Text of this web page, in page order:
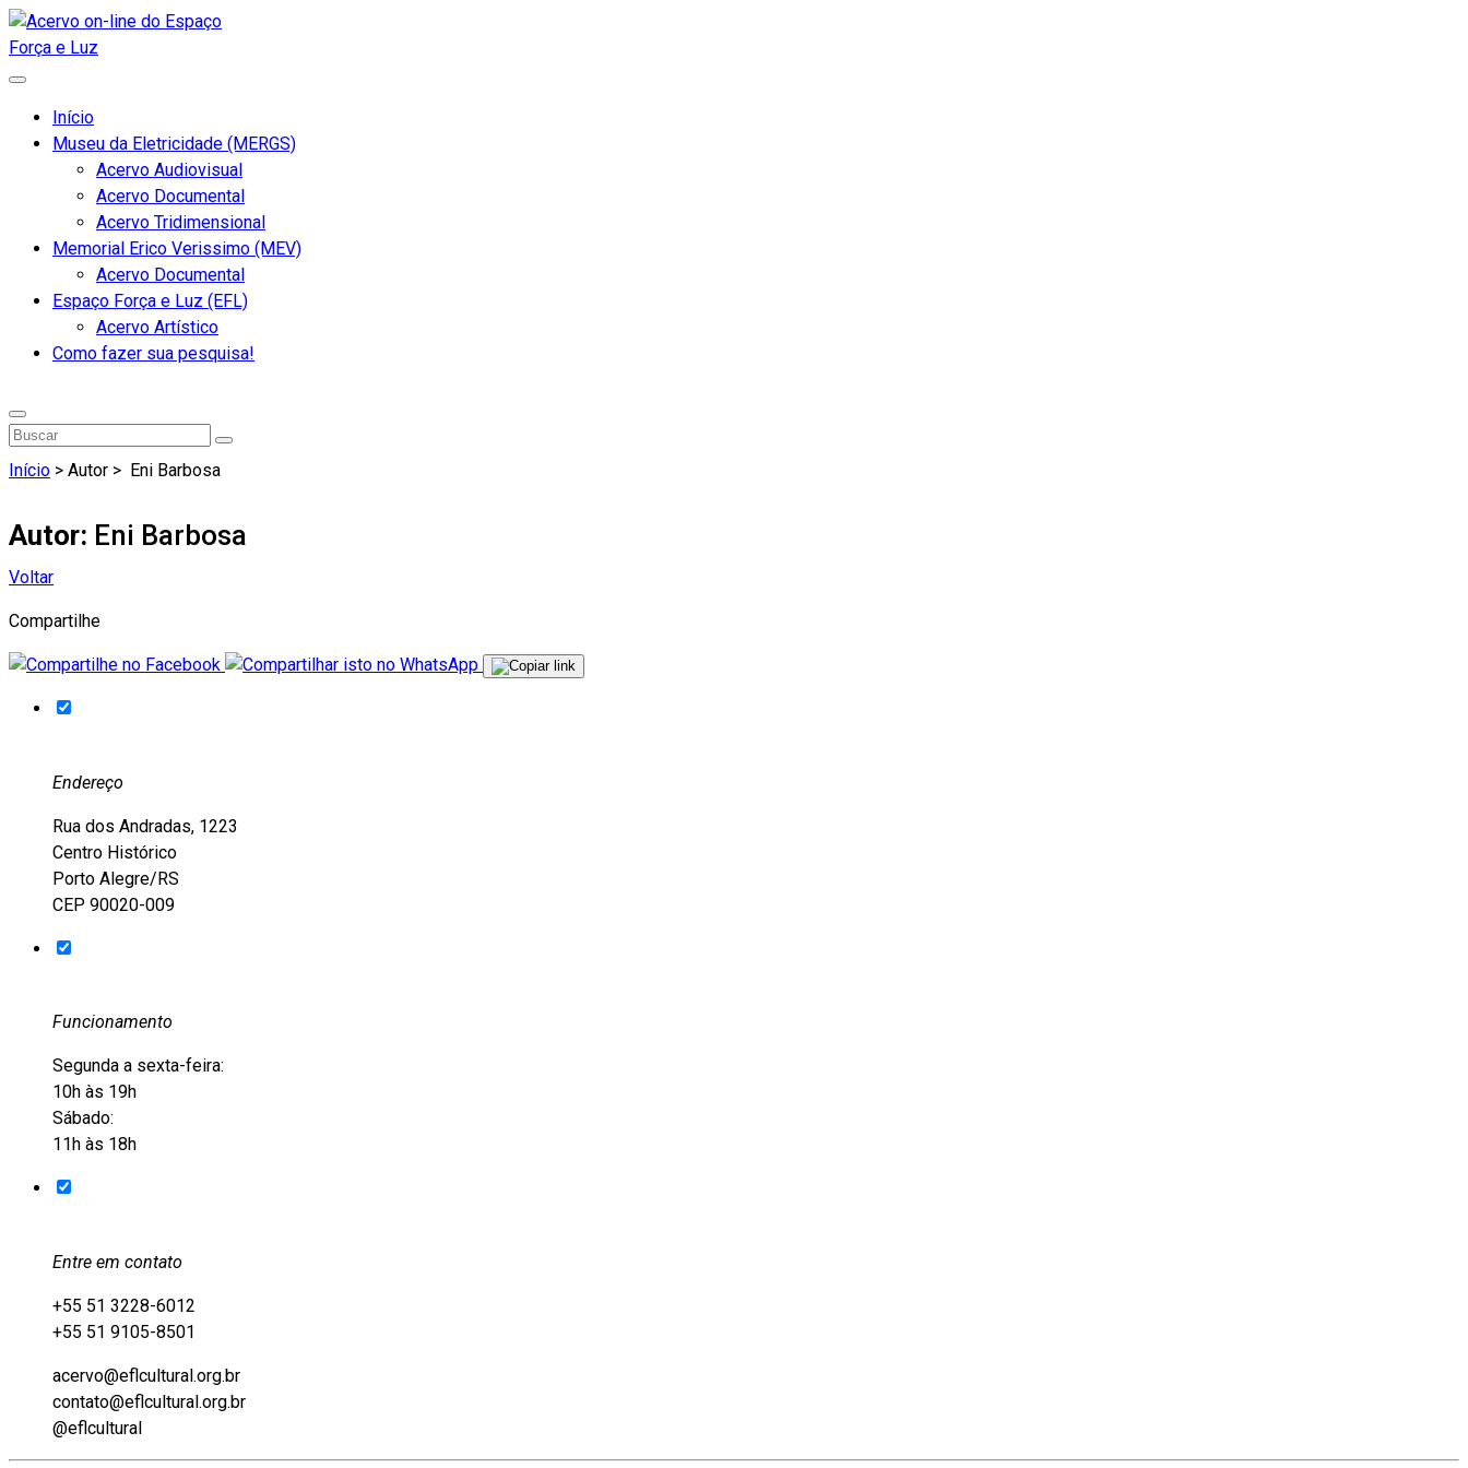
Início
Museu da Eletricidade (MERGS)
Acervo Audiovisual
Acervo Documental
Acervo Tridimensional
Memorial Erico Verissimo (MEV)
Acervo Documental
Espaço Força e Luz (EFL)
Acervo Artístico
Como fazer sua pesquisa!
Início > Autor > Eni Barbosa
Autor: Eni Barbosa
Voltar
Compartilhe
Endereço
Rua dos Andradas, 1223
Centro Histórico
Porto Alegre/RS
CEP 90020-009
Funcionamento
Segunda a sexta-feira:
10h às 19h
Sábado:
11h às 18h
Entre em contato
+55 51 3228-6012
+55 51 9105-8501
acervo@eflcultural.org.br
contato@eflcultural.org.br
@eflcultural